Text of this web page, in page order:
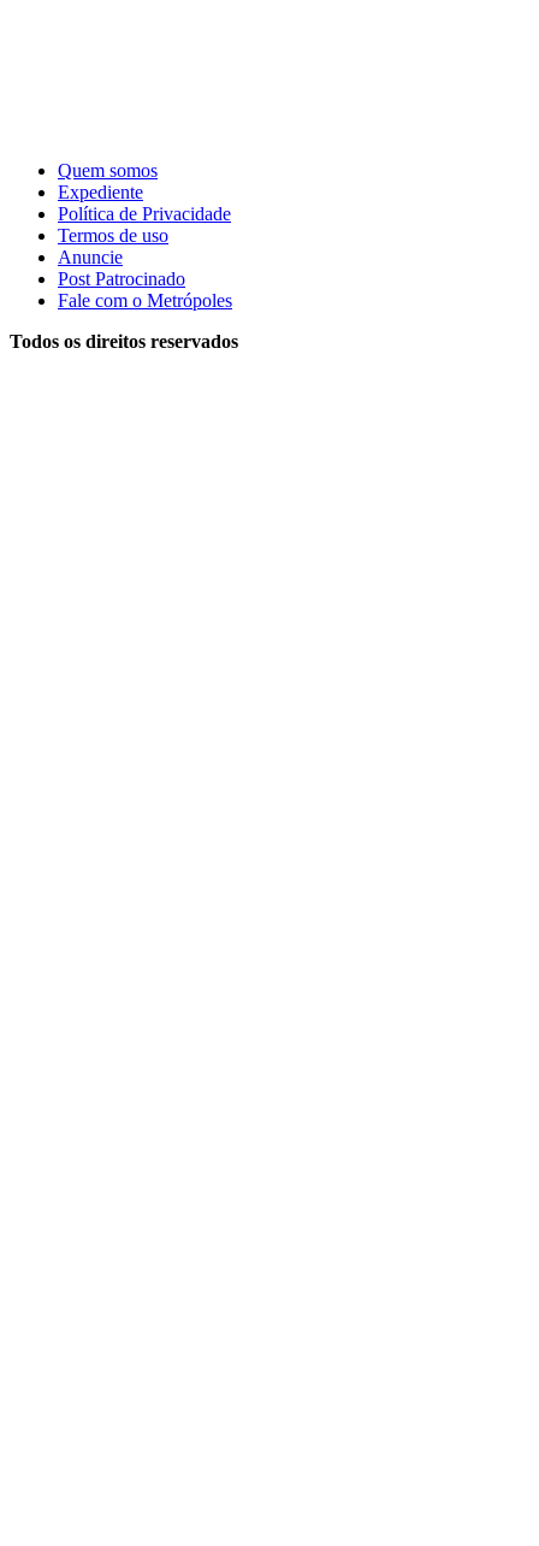
Quem somos
Expediente
Política de Privacidade
Termos de uso
Anuncie
Post Patrocinado
Fale com o Metrópoles
Todos os direitos reservados